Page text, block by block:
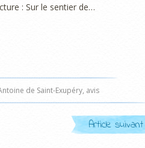
: Sur le sentier de…
de Saint-Exupéry, avis
Article suivant